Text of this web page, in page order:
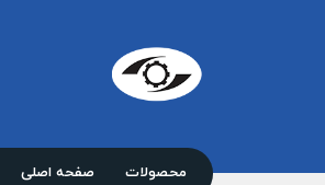
محصولات صفحه اصلی